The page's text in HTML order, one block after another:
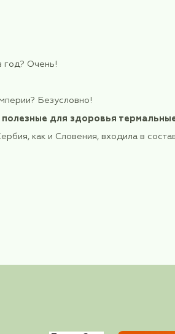
раз в год? Очень!
Венгерской империи?
вкусности, полезные